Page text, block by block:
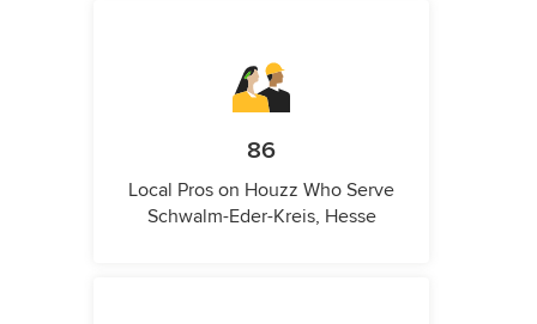
86
Local Pros on Houzz Who Serve
Schwalm-Eder-Kreis, Hesse